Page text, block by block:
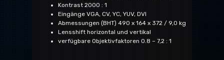
Kontrast 2000 : 1
Eingänge VGA, CV, YC, YUV, DVI
Abmessungen (BHT) 490 x 164 x 372 / 9,0 kg
Lensshift horizontal und vertikal
verfügbare Objektivfaktoren 0.8 – 7,2 : 1